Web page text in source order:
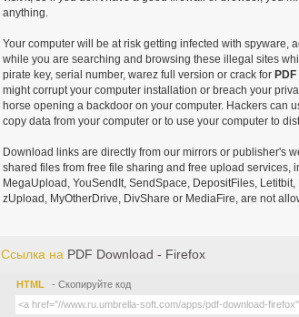
anything.
Your computer will be at risk getting infected with spyware,
while you are searching and browsing these illegal sites
pirate key, serial number, warez full version or crack for
might corrupt your computer installation or breach your
horse opening a backdoor on your computer. Hackers can
copy data from your computer or to use your computer to
Download links are directly from our mirrors or publisher's
shared files from free file sharing and free upload
MegaUpload, YouSendIt, SendSpace, DepositFiles,
zUpload, MyOtherDrive, DivShare or MediaFire, are not
Ссылка на PDF Download - Firefox
HTML - Скопируйте код